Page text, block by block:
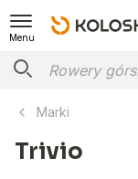
Menu
Marki
Trivio